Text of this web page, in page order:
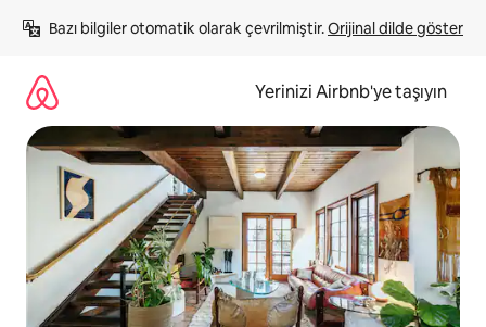
atla
Bazı bilgiler otomatik olarak çevrilmiştir. Orijinal dilde göster
Yerinizi Airbnb'ye taşıyın